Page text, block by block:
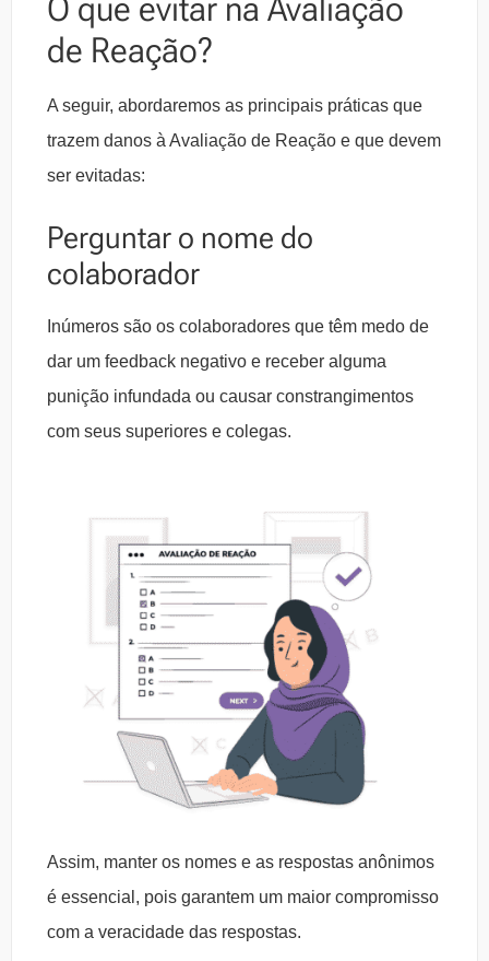
O que evitar na Avaliação
de Reação?
A seguir, abordaremos as principais práticas que
trazem danos à Avaliação de Reação e que devem
ser evitadas:
Perguntar o nome do
colaborador
Inúmeros são os colaboradores que têm medo de
dar um feedback negativo e receber alguma
punição infundada ou causar constrangimentos
com seus superiores e colegas.
Assim, manter os nomes e as respostas anônimos
é essencial, pois garantem um maior compromisso
com a veracidade das respostas.